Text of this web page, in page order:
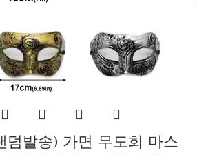
덤발송) 가면 무도회 마스